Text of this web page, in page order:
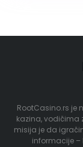
RootCasino.rs je
kazina, vodičima
misija je da
informacije –